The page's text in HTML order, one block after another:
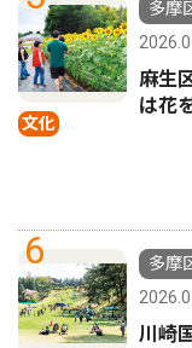
文化
多摩
麻生
は花
6
多摩
川崎